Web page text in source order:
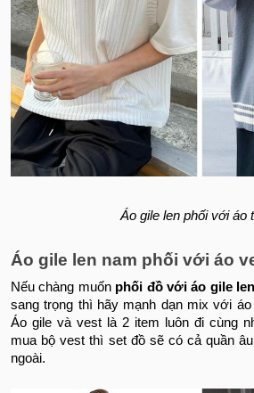
Áo gile len phối với áo
Áo gile len nam phối với áo
Nếu chàng muốnphối đồ với áo gile
sang trọng thì hãy mạnh dạn mix với
Áo gile và vest là 2 item luôn đi cùng
mua bộ vest thì set đồ sẽ có cả quần
ngoài.